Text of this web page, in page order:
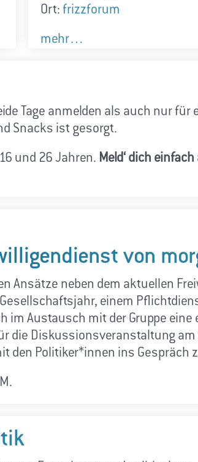
Ort: frizzforum
mehr…
Tage anmelden als auch nur für
Snacks ist gesorgt.
und 26 Jahren. Meld‘ dich einfach
von
Ansätze neben dem aktuellen
Gesellschaftsjahr, einem
Austausch mit der Gruppe eine
die Diskussionsveranstaltung am
den Politiker*innen ins Gespräch